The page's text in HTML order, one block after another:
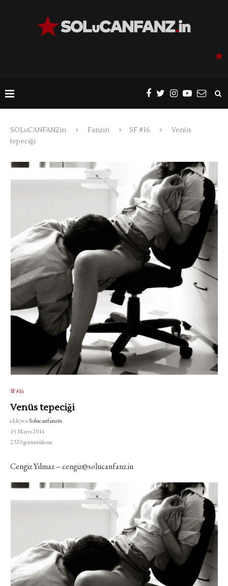
SOLuCANFANZin Fanzin SF #16
Venüs
tepeciği
SF #16
Venüs tepeciği
ekleyenSolucanfanzin
15 Mayıs 2014
2320görüntüleme
Cengiz Yılmaz – cengiz@solucanfanz.in